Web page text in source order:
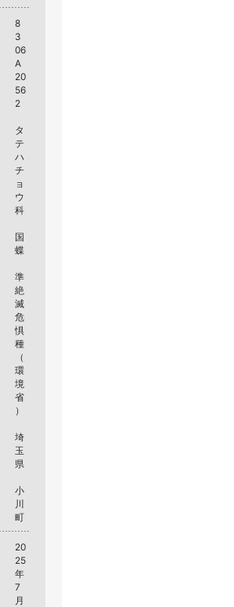
8
3
06
A
20
56
2
タ
テ
ハ
チ
ョ
ウ
科
国
蝶
準
絶
滅
危
惧
種
（
環
境
省
）
埼
玉
県
小
川
町
20
25
年
7
月